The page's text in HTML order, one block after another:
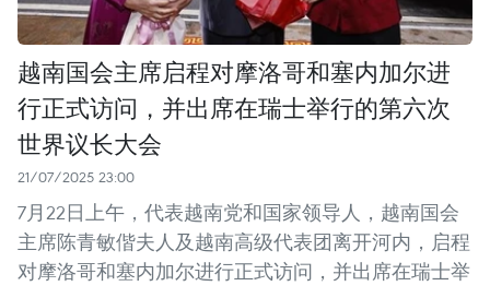
越南国会主席启程对摩洛哥和塞内加尔进
行正式访问，并出席在瑞士举行的第六次
世界议长大会
21/07/2025 23:00
7月22日上午，代表越南党和国家领导人，越南国会
主席陈青敏偕夫人及越南高级代表团离开河内，启程
对摩洛哥和塞内加尔进行正式访问，并出席在瑞士举